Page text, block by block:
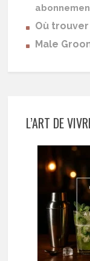
Où
Male
L’ART DE